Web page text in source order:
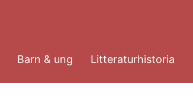
Barn & ung Litteraturhistoria